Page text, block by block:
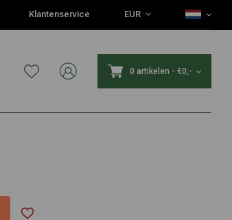
Klantenservice EUR
0 artikelen - €0,-